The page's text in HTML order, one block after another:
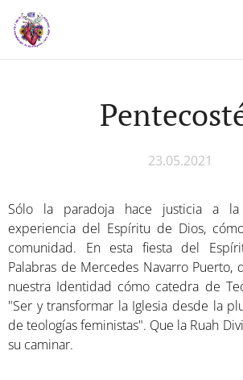
23.05.2021
Sólo la paradoja hace justicia a
experiencia del Espíritu de Dios,
comunidad. En esta fiesta del
Palabras de Mercedes Navarro Puerto,
nuestra Identidad cómo catedra de
"Ser y transformar la Iglesia desde la
de teologías feministas". Que la Ruah
su caminar.